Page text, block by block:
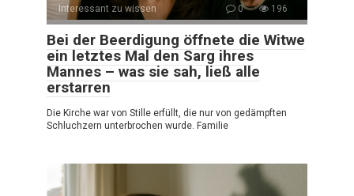
Interessant zu wissen 0 196
Bei der Beerdigung öffnete die Witwe
ein letztes Mal den Sarg ihres
Mannes – was sie sah, ließ alle
erstarren
Die Kirche war von Stille erfüllt, die nur von gedämpften
Schluchzern unterbrochen wurde. Familie